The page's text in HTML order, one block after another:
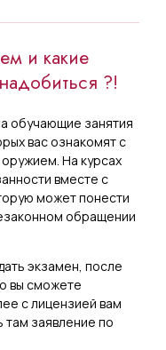
и какие
?!
обучающие занятия
вас ознакомят с
На курсах
вместе с
может понести
обращении
экзамен, после
вы сможете
с лицензией вам
там заявление по